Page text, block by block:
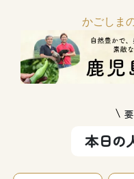
かごしま
本日の